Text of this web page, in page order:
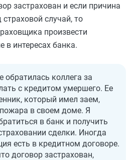
застрахован и если причина
случай, то
произвести
в интересах банка.
коллега за
с кредитом умершего. Ее
который имел заем,
в своем доме. Я
в банк и получить
сделки. Иногда
есть в кредитном договоре.
договор застрахован,